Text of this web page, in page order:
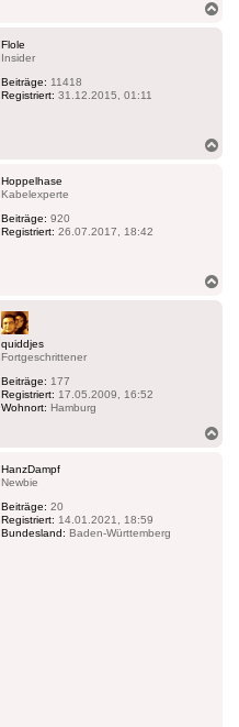
Flole
Insider
Beiträge: 11418
Registriert: 31.12.2015, 01:11
Hoppelhase
Kabelexperte
Beiträge: 920
Registriert: 26.07.2017, 18:42
quiddjes
Fortgeschrittener
Beiträge: 177
Registriert: 17.05.2009, 16:52
Wohnort: Hamburg
HanzDampf
Newbie
Beiträge: 20
Registriert: 14.01.2021, 18:59
Bundesland: Baden-Württemberg